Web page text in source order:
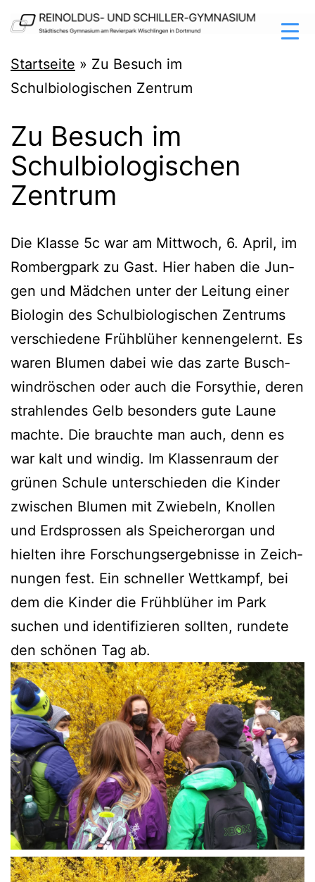
Zum
Inhalt
springen
Reinoldus-
und
Gymnasium
Dortmund
Startseite » Zu Besuch im
Schulbiologischen Zentrum
Zu Besuch im
Schulbiologischen
Zentrum
Die Klas­se 5c war am Mitt­woch, 6. April, im
Rom­berg­park zu Gast. Hier haben die Jun­
gen und Mäd­chen unter der Lei­tung einer
Bio­lo­gin des Schul­bio­lo­gi­schen Zen­trums
ver­schie­de­ne Früh­blü­her ken­nen­ge­lernt. Es
waren Blu­men dabei wie das zar­te Busch­
wind­rös­chen oder auch die For­sy­thie, deren
strah­len­des Gelb beson­ders gute Lau­ne
mach­te. Die brauch­te man auch, denn es
war kalt und win­dig. Im Klas­sen­raum der
grü­nen Schu­le unter­schie­den die Kin­der
zwi­schen Blu­men mit Zwie­beln, Knol­len
und Erd­spros­sen als Spei­cher­or­gan und
hiel­ten ihre For­schungs­er­geb­nis­se in Zeich­
nun­gen fest. Ein schnel­ler Wett­kampf, bei
dem die Kin­der die Früh­blü­her im Park
suchen und iden­ti­fi­zie­ren soll­ten, run­de­te
den schö­nen Tag ab.